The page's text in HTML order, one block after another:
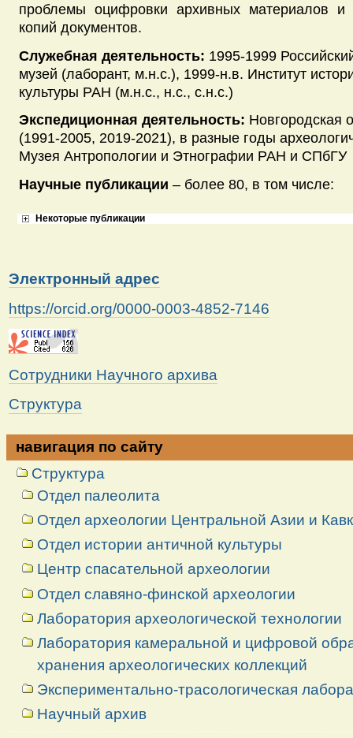
проблемы оцифровки архивных материалов и
копий документов.
Служебная деятельность: 1995-1999
музей (лаборант, м.н.с.), 1999-н.в. Институт
культуры РАН (м.н.с., н.с., с.н.с.)
Экспедиционная деятельность: Новгородская
(1991-2005, 2019-2021), в разные годы
Музея Антропологии и Этнографии РАН и СПбГУ
Научные публикации – более 80, в том числе:
Некоторые публикации
Электронный адрес
https://orcid.org/0000-0003-4852-7146
Сотрудники Научного архива
Структура
навигация по сайту
Структура
Отдел палеолита
Отдел археологии Центральной Азии и
Отдел истории античной культуры
Центр спасательной археологии
Отдел славяно-финской археологии
Лаборатория археологической технологии
Лаборатория камеральной и цифровой
хранения археологических коллекций
Экспериментально-трасологическая
Научный архив